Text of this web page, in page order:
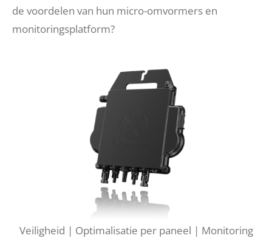
de voordelen van hun micro-omvormers en
monitoringsplatform?
Veiligheid | Optimalisatie per paneel | Monitoring